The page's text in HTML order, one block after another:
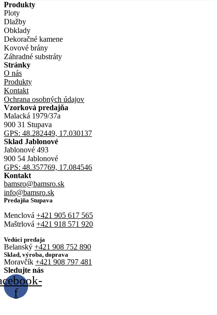
Produkty
Ploty
Dlažby
Obklady
Dekoračné kamene
Kovové brány
Záhradné substráty
Stránky
O nás
Produkty
Kontakt
Ochrana osobných údajov
Vzorková predajňa
Malacká 1979/37a
900 31 Stupava
GPS: 48.282449, 17.030137
Sklad Jablonové
Jablonové 493
900 54 Jablonové
GPS: 48.357769, 17.084546
Kontakt
bamsro@bamsro.sk
info@bamsro.sk
Predajňa Stupava
Menclová +421 905 617 565
Maštrlová +421 918 571 920
Vedúci predaja
Belanský +421 908 752 890
Sklad, výroba, doprava
Moravčík +421 908 797 481
Sledujte nás
f